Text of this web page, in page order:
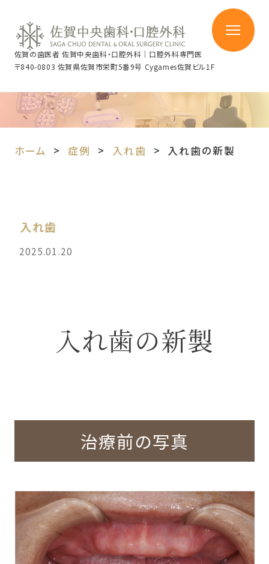
佐賀の歯医者 佐賀中央歯科・口腔外科｜口腔外科専門医
〒840-0803 佐賀県佐賀市栄町5番9号 Cygames佐賀ビル1F
ホーム 症例 入れ歯 入れ歯の新製
入れ歯
2025.01.20
入れ歯の新製
治療前の写真